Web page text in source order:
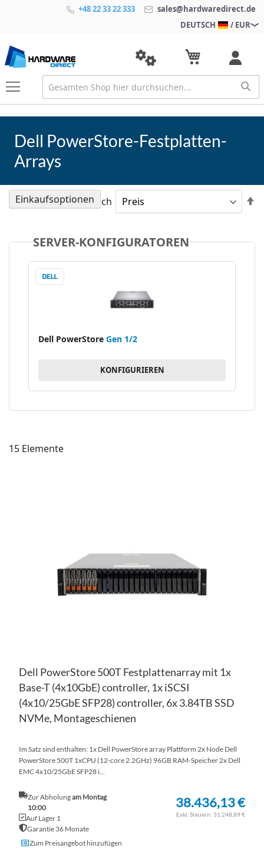
+48 22 33 22 333
sales@hardwaredirect.de
DEUTSCH
/ EUR
Dell PowerStore-Festplatten-
Arrays
SERVER-KONFIGURATOREN
Dell PowerStore Gen 1/2
KONFIGURIEREN
15 Elemente
Sortieren nach
Dell PowerStore 500T Festplattenarray mit 1x
Base-T (4x10GbE) controller, 1x iSCSI
(4x10/25GbE SFP28) controller, 6x 3.84TB SSD
NVMe, Montageschienen
Im Satz sind enthalten: 1x Dell PowerStore array Plattform 2x Node Dell
PowerStore 500T 1xCPU (12-core 2.2GHz) 96GB RAM-Speicher 2x Dell
EMC 4x10/25GbE SFP28 i...
Zur Abholungam Montag
10:00
Auf Lager 1
Garantie 36 Monate
38.436,13 €
31.248,89 €
Zum Preisangebot hinzufügen
Einkaufsoptionen